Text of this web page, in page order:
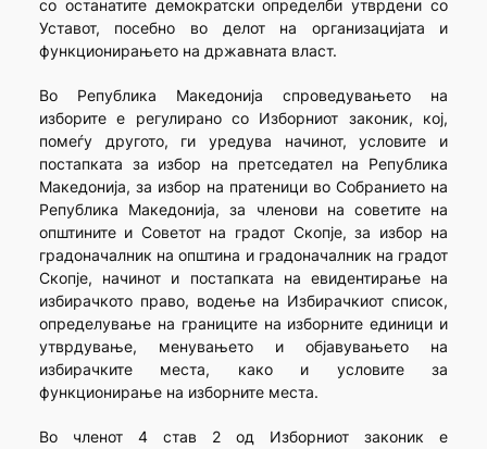
со останатите демократски определби утврдени со
Уставот, посебно во делот на организацијата и
функционирањето на државната власт.
Во Република Македонија спроведувањето на
изборите е регулирано со Изборниот законик, кој,
помеѓу другото, ги уредува начинот, условите и
постапката за избор на претседател на Република
Македонија, за избор на пратеници во Собранието на
Република Македонија, за членови на советите на
општините и Советот на градот Скопје, за избор на
градоначалник на општина и градоначалник на градот
Скопје, начинот и постапката на евидентирање на
избирачкото право, водење на Избирачкиот список,
определување на границите на изборните единици и
утврдување, менувањето и објавувањето на
избирачките места, како и условите за
функционирање на изборните места.
Во членот 4 став 2 од Изборниот законик е